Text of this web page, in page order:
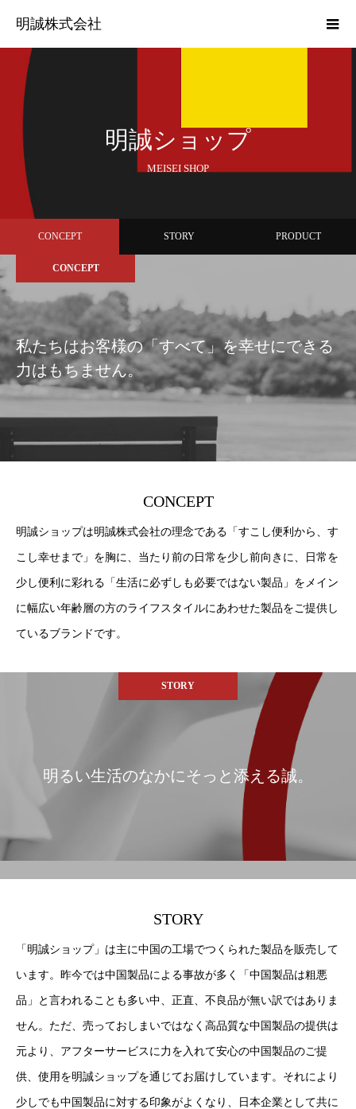
明誠株式会社
明誠ショップ
MEISEI SHOP
CONCEPT STORY PRODUCT
CONCEPT
私たちはお客様の「すべて」を幸せにできる
力はもちません。
CONCEPT
明誠ショップは明誠株式会社の理念である「すこし便利から、す
こし幸せまで」を胸に、当たり前の日常を少し前向きに、日常を
少し便利に彩れる「生活に必ずしも必要ではない製品」をメイン
に幅広い年齢層の方のライフスタイルにあわせた製品をご提供し
ているブランドです。
STORY
明るい生活のなかにそっと添える誠。
STORY
「明誠ショップ」は主に中国の工場でつくられた製品を販売して
います。昨今では中国製品による事故が多く「中国製品は粗悪
品」と言われることも多い中、正直、不良品が無い訳ではありま
せん。ただ、売っておしまいではなく高品質な中国製品の提供は
元より、アフターサービスに力を入れて安心の中国製品のご提
供、使用を明誠ショップを通じてお届けしています。それにより
少しでも中国製品に対する印象がよくなり、日本企業として共に